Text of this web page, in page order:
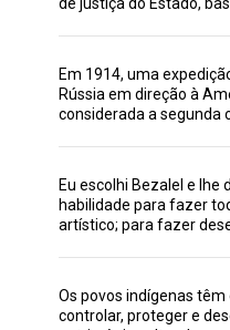
Em 1914, uma
Rússia em direção à
considerada a segunda
Eu escolhi Bezalel e lhe
habilidade para fazer
artístico; para fazer
Os povos indígenas
controlar, proteger e